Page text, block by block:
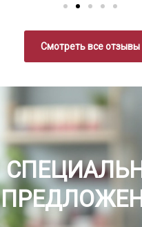
Смотреть все отзывы